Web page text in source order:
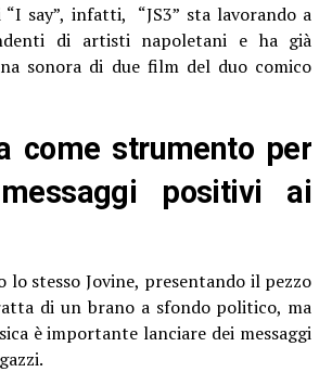
say”, infatti, “JS3” sta lavorando a
di artisti napoletani e ha già
sonora di due film del duo comico
come strumento per
positivi ai
lo stesso Jovine, presentando il pezzo
di un brano a sfondo politico, ma
è importante lanciare dei messaggi